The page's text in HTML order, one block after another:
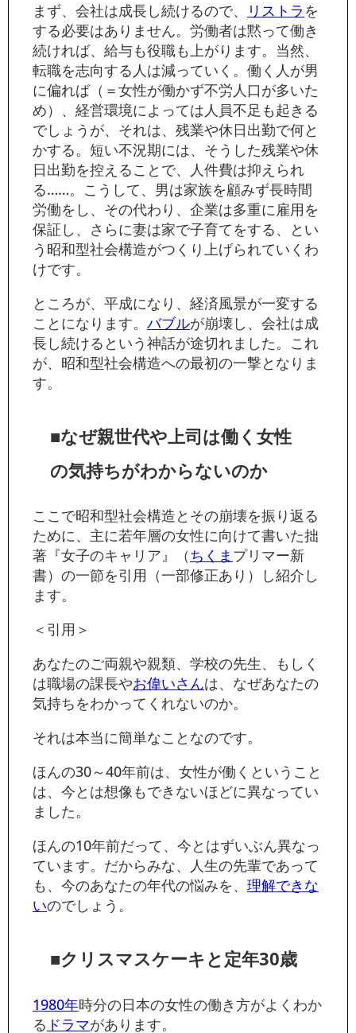
まず、会社は成長し続けるので、 リストラ を
する必要はありません。労働者は黙って働き
続ければ、給与も役職も上がります。当然、
転職を志向する人は減っていく。働く人が男
に偏れば（＝女性が働かず不労人口が多いた
め）、経営環境によっては人員不足も起きる
でしょうが、それは、残業や休日出勤で何と
かする。短い不況期には、そうした残業や休
日出勤を控えることで、人件費は抑えられ
る……。こうして、男は家族を顧みず長時間
労働をし、その代わり、企業は多重に雇用を
保証し、さらに妻は家で子育てをする、とい
う昭和型社会構造がつくり上げられていくわ
けです。
ところが、平成になり、経済風景が一変する
ことになります。 バブルが崩壊し、会社は成
長し続けるという神話が途切れました。これ
が、昭和型社会構造への最初の一撃となりま
す。
■なぜ親世代や上司は働く女性
の気持ちがわからないのか
ここで昭和型社会構造とその崩壊を振り返る
ために、主に若年層の女性に向けて書いた拙
著『女子のキャリア』（ちくま プリマー新
書）の一節を引用（一部修正あり）し紹介し
ます。
＜引用＞
あなたのご両親や親類、学校の先生、もしく
は職場の課長やお偉いさんは、なぜあなたの
気持ちをわかってくれないのか。
それは本当に簡単なことなのです。
ほんの30～40年前は、女性が働くということ
は、今とは想像もできないほどに異なってい
ました。
ほんの10年前だって、今とはずいぶん異なっ
ています。だからみな、人生の先輩であって
も、今のあなたの年代の悩みを、 理解できな
いのでしょう。
■クリスマスケーキと定年30歳
1980年時分の日本の女性の働き方がよくわか
る ドラマがあります。